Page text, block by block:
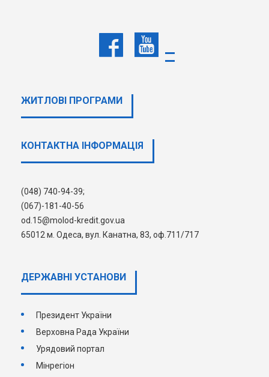
Поштою
E-mail
Наступна
ЖИТЛОВІ ПРОГРАМИ
КОНТАКТНА ІНФОРМАЦІЯ
(048) 740-94-39;
(067)-181-40-56
od.15@molod-kredit.gov.ua
65012 м. Одеса, вул. Канатна, 83, оф.711/717
ДЕРЖАВНI УСТАНОВИ
Президент України
Верховна Рада України
Урядовий портал
Мінрегіон